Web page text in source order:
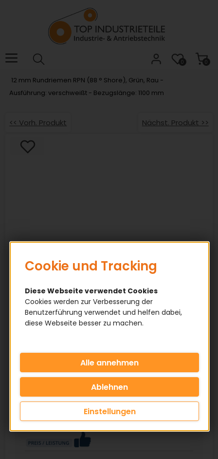
das
Barrierefreiheitsmenü
0
0
12 mm Rundriemen RPN (88 ° Shore), Grün, Rau -
Ausführung: verschweißt - Bezugslänge: 1100 mm
<< Vorh. Produkt Nächst. Produkt >>
Cookie und Tracking
Diese Webseite verwendet Cookies
Cookies werden zur Verbesserung der
Benutzerführung verwendet und helfen dabei,
diese Webseite besser zu machen.
Einstellungen